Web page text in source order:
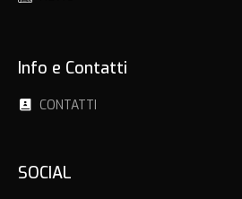
Info e Contatti
SOCIAL